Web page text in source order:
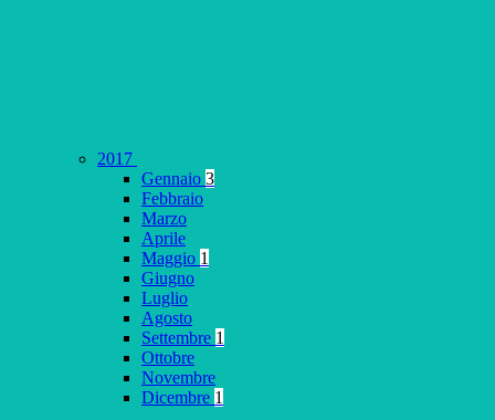
2017
Gennaio 3
Febbraio
Marzo
Aprile
Maggio 1
Giugno
Luglio
Agosto
Settembre 1
Ottobre
Novembre
Dicembre 1